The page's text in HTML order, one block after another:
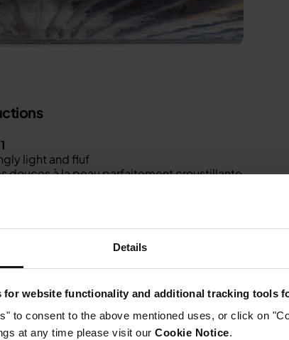
Details
for website functionality and additional tracking tools
to consent to the above mentioned uses, or click on
at any time please visit our Cookie Notice.
light and fluf
douces à la peau parfaitement croustillante.
sur l'extérieur de chaque patate douce. Le mieux
le panier de la friteuse à l'intérieur de votre friteuse à
la température à 200 degrés pour
à 30 minutes. (Le temps de cuisson